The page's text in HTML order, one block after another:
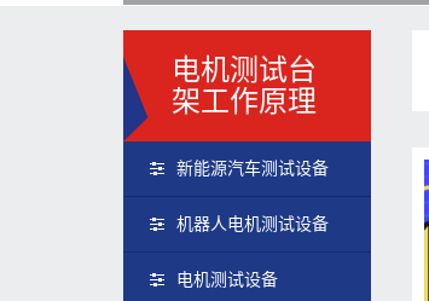
电机测试台
架工作原理
新能源汽车测试设备
机器人电机测试设备
电机测试设备